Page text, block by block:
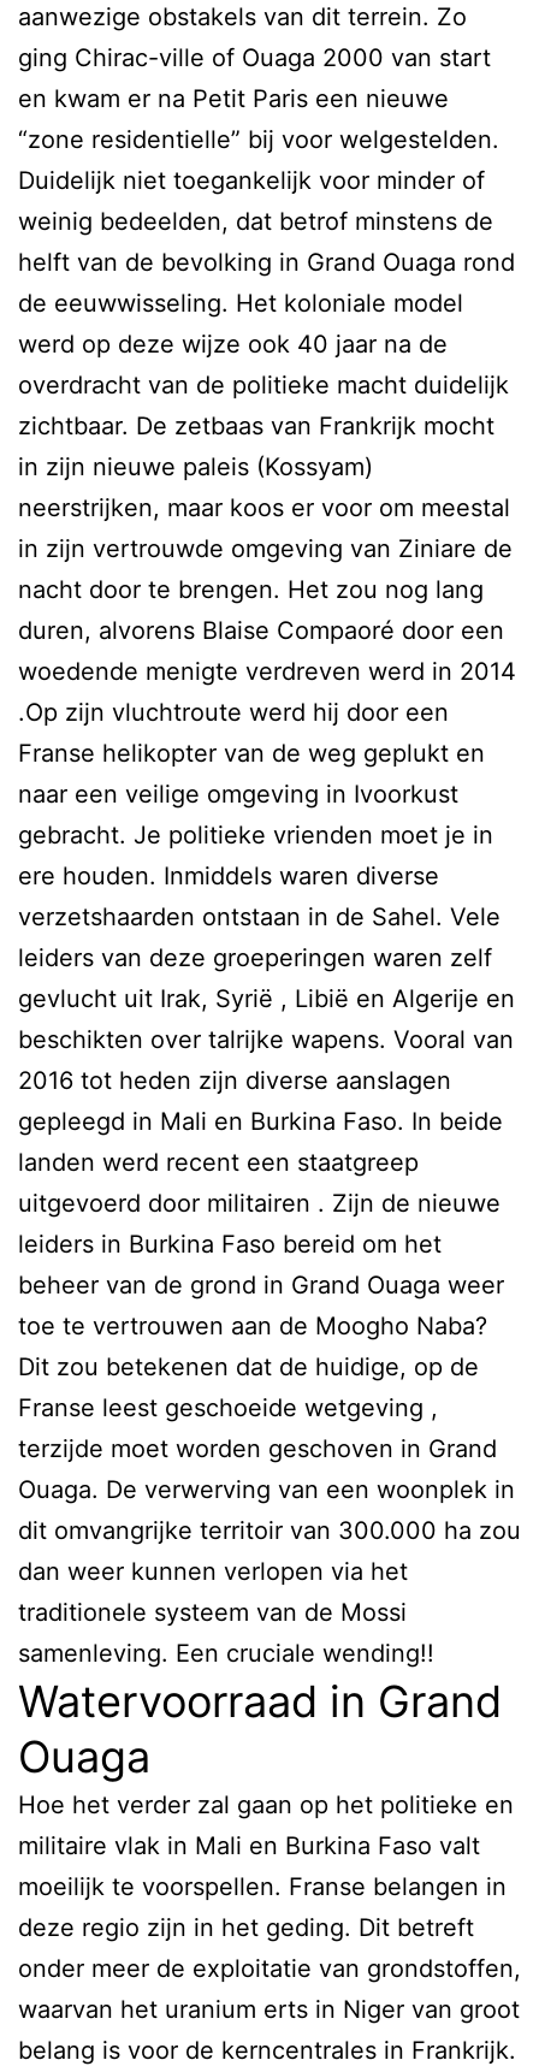
aanwezige obstakels van dit terrein. Zo
ging Chirac-ville of Ouaga 2000 van start
en kwam er na Petit Paris een nieuwe
“zone residentielle” bij voor welgestelden.
Duidelijk niet toegankelijk voor minder of
weinig bedeelden, dat betrof minstens de
helft van de bevolking in Grand Ouaga rond
de eeuwwisseling. Het koloniale model
werd op deze wijze ook 40 jaar na de
overdracht van de politieke macht duidelijk
zichtbaar. De zetbaas van Frankrijk mocht
in zijn nieuwe paleis (Kossyam)
neerstrijken, maar koos er voor om meestal
in zijn vertrouwde omgeving van Ziniare de
nacht door te brengen. Het zou nog lang
duren, alvorens Blaise Compaoré door een
woedende menigte verdreven werd in 2014
.Op zijn vluchtroute werd hij door een
Franse helikopter van de weg geplukt en
naar een veilige omgeving in Ivoorkust
gebracht. Je politieke vrienden moet je in
ere houden. Inmiddels waren diverse
verzetshaarden ontstaan in de Sahel. Vele
leiders van deze groeperingen waren zelf
gevlucht uit Irak, Syrië , Libië en Algerije en
beschikten over talrijke wapens. Vooral van
2016 tot heden zijn diverse aanslagen
gepleegd in Mali en Burkina Faso. In beide
landen werd recent een staatgreep
uitgevoerd door militairen . Zijn de nieuwe
leiders in Burkina Faso bereid om het
beheer van de grond in Grand Ouaga weer
toe te vertrouwen aan de Moogho Naba?
Dit zou betekenen dat de huidige, op de
Franse leest geschoeide wetgeving ,
terzijde moet worden geschoven in Grand
Ouaga. De verwerving van een woonplek in
dit omvangrijke territoir van 300.000 ha zou
dan weer kunnen verlopen via het
traditionele systeem van de Mossi
samenleving. Een cruciale wending!!
Watervoorraad in Grand
Ouaga
Hoe het verder zal gaan op het politieke en
militaire vlak in Mali en Burkina Faso valt
moeilijk te voorspellen. Franse belangen in
deze regio zijn in het geding. Dit betreft
onder meer de exploitatie van grondstoffen,
waarvan het uranium erts in Niger van groot
belang is voor de kerncentrales in Frankrijk.